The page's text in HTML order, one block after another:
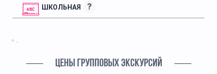
ШКОЛЬНАЯ ?
* -
ЦЕНЫ ГРУППОВЫХ ЭКСКУРСИЙ